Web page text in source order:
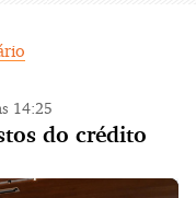
14:25
do crédito